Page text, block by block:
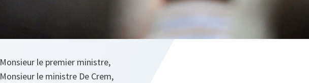
Monsieur le premier ministre,
Monsieur le ministre De Crem,